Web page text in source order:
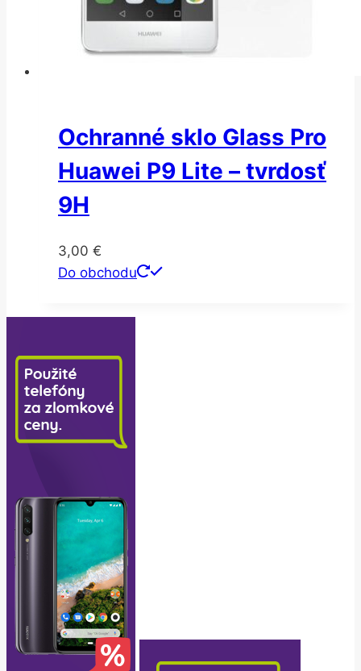
Ochranné sklo Glass Pro
Huawei P9 Lite – tvrdosť
9H
3,00 €
Do obchodu